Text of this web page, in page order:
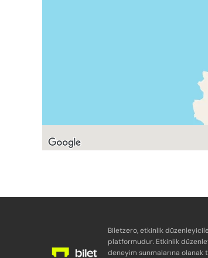
Biletzero, etkinlik
platformudur. Etkinlik
deneyim sunmalarına olanak